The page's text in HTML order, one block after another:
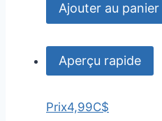
Ajouter au panier
Aperçu rapide
Prix4,99C$